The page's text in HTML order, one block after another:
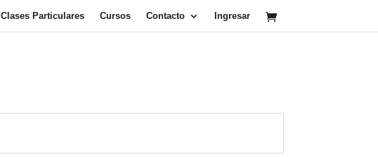
Clases Particulares Cursos Contacto Ingresar